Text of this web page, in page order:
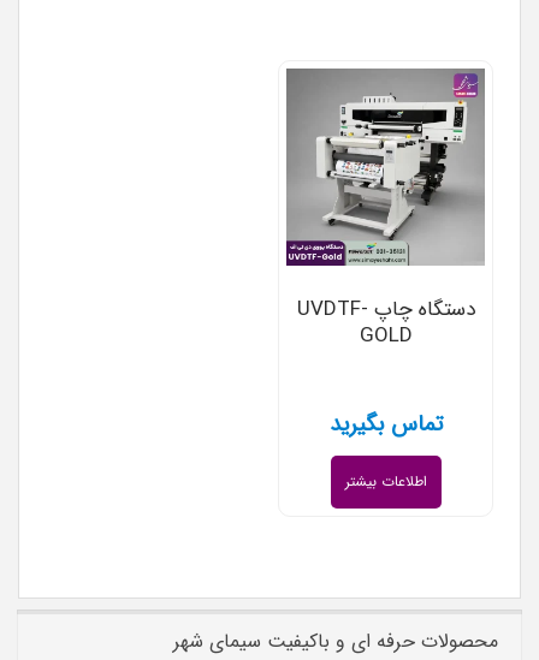
دستگاه چاپ UVDTF-
GOLD
تماس بگیرید
اطلاعات بیشتر
محصولات حرفه ای و باکیفیت سیمای شهر